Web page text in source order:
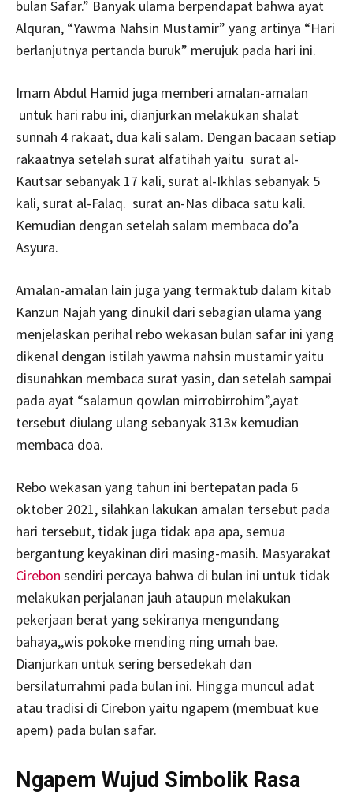
bulan Safar.” Banyak ulama berpendapat bahwa ayat
Alquran, “Yawma Nahsin Mustamir” yang artinya “Hari
berlanjutnya pertanda buruk” merujuk pada hari ini.
Imam Abdul Hamid juga memberi amalan-amalan
untuk hari rabu ini, dianjurkan melakukan shalat
sunnah 4 rakaat, dua kali salam. Dengan bacaan setiap
rakaatnya setelah surat alfatihah yaitu surat al-
Kautsar sebanyak 17 kali, surat al-Ikhlas sebanyak 5
kali, surat al-Falaq. surat an-Nas dibaca satu kali.
Kemudian dengan setelah salam membaca do’a
Asyura.
Amalan-amalan lain juga yang termaktub dalam kitab
Kanzun Najah yang dinukil dari sebagian ulama yang
menjelaskan perihal rebo wekasan bulan safar ini yang
dikenal dengan istilah yawma nahsin mustamir yaitu
disunahkan membaca surat yasin, dan setelah sampai
pada ayat “salamun qowlan mirrobirrohim”,ayat
tersebut diulang ulang sebanyak 313x kemudian
membaca doa.
Rebo wekasan yang tahun ini bertepatan pada 6
oktober 2021, silahkan lakukan amalan tersebut pada
hari tersebut, tidak juga tidak apa apa, semua
bergantung keyakinan diri masing-masih. Masyarakat
Cirebon sendiri percaya bahwa di bulan ini untuk tidak
melakukan perjalanan jauh ataupun melakukan
pekerjaan berat yang sekiranya mengundang
bahaya,,wis pokoke mending ning umah bae.
Dianjurkan untuk sering bersedekah dan
bersilaturrahmi pada bulan ini. Hingga muncul adat
atau tradisi di Cirebon yaitu ngapem (membuat kue
apem) pada bulan safar.
Ngapem Wujud Simbolik Rasa